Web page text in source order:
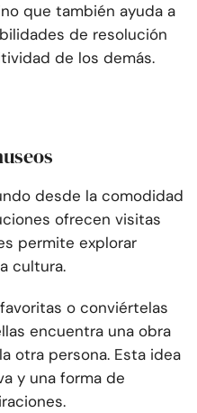
que también ayuda a
de resolución
de los demás.
desde la comodidad
ofrecen visitas
permite explorar
cultura.
o conviértelas
encuentra una obra
otra persona. Esta idea
y una forma de